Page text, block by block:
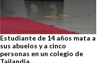
Estudiante de 14 años mata a
sus abuelos y a cinco
personas en un colegio de